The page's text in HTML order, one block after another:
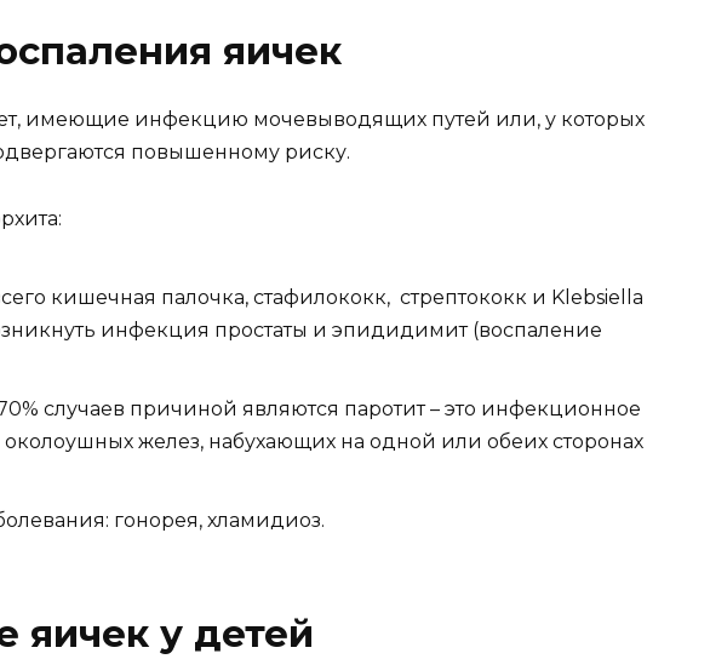
яичек
имеющие инфекцию мочевыводящих путей или, у которых
повышенному риску.
кишечная палочка, стафилококк, стрептококк и Klebsiella
инфекция простаты и эпидидимит (воспаление
случаев причиной являются паротит – это инфекционное
желез, набухающих на одной или обеих сторонах
гонорея, хламидиоз.
яичек у детей